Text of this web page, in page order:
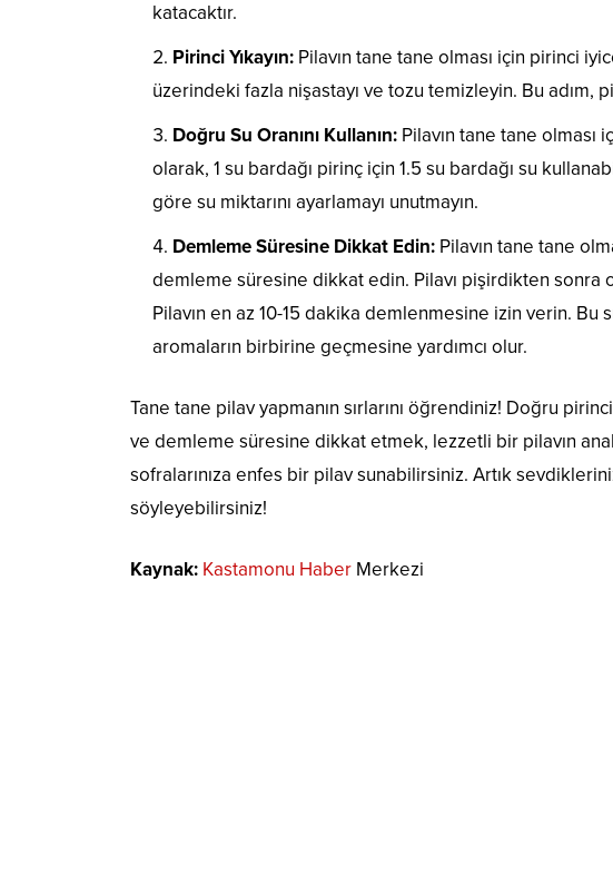
katacaktır.
Pirinci Yıkayın: Pilavın tane tane olması için pirinci
üzerindeki fazla nişastayı ve tozu temizleyin. Bu adım,
Doğru Su Oranını Kullanın: Pilavın tane tane olması
olarak, 1 su bardağı pirinç için 1.5 su bardağı su
göre su miktarını ayarlamayı unutmayın.
Demleme Süresine Dikkat Edin: Pilavın tane tane
demleme süresine dikkat edin. Pilavı pişirdikten sonra
Pilavın en az 10-15 dakika demlenmesine izin verin. Bu
aromaların birbirine geçmesine yardımcı olur.
Tane tane pilav yapmanın sırlarını öğrendiniz! Doğru
ve demleme süresine dikkat etmek, lezzetli bir pilavın
sofralarınıza enfes bir pilav sunabilirsiniz. Artık
söyleyebilirsiniz!
Kaynak: Kastamonu Haber Merkezi